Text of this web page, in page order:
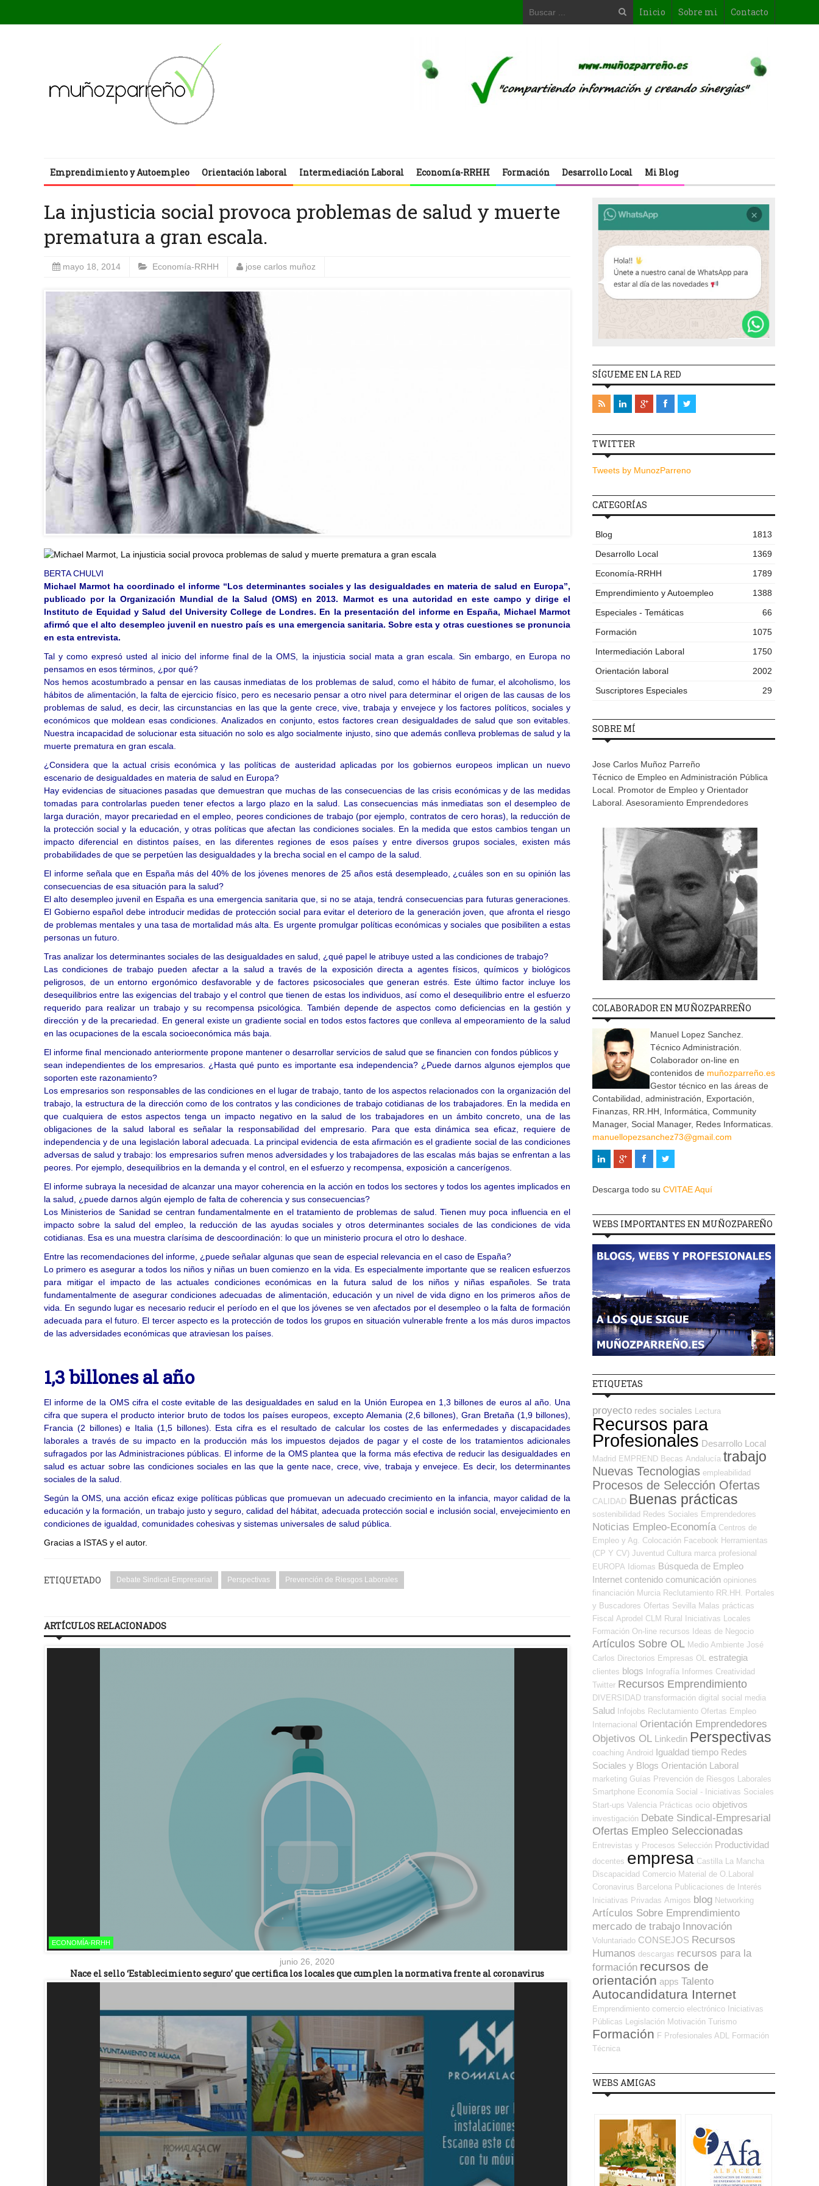
Inicio Sobre mi Contacto
Emprendimiento y Autoempleo Orientación laboral Intermediación Laboral Economía-RRHH Formación Desarrollo Local Mi Blog
La injusticia social provoca problemas de salud y muerte
prematura a gran escala.
mayo 18, 2014 Economía-RRHH jose carlos muñoz
BERTA CHULVI
Michael Marmot ha coordinado el informe “Los determinantes sociales y las desigualdades en materia de salud en Europa”,
publicado por la Organización Mundial de la Salud (OMS) en 2013. Marmot es una autoridad en este campo y dirige el
Instituto de Equidad y Salud del University College de Londres. En la presentación del informe en España, Michael Marmot
afirmó que el alto desempleo juvenil en nuestro país es una emergencia sanitaria. Sobre esta y otras cuestiones se pronuncia
en esta entrevista.
Tal y como expresó usted al inicio del informe final de la OMS, la injusticia social mata a gran escala. Sin embargo, en Europa no
pensamos en esos términos, ¿por qué?
Nos hemos acostumbrado a pensar en las causas inmediatas de los problemas de salud, como el hábito de fumar, el alcoholismo, los
hábitos de alimentación, la falta de ejercicio físico, pero es necesario pensar a otro nivel para determinar el origen de las causas de los
problemas de salud, es decir, las circunstancias en las que la gente crece, vive, trabaja y envejece y los factores políticos, sociales y
económicos que moldean esas condiciones. Analizados en conjunto, estos factores crean desigualdades de salud que son evitables.
Nuestra incapacidad de solucionar esta situación no solo es algo socialmente injusto, sino que además conlleva problemas de salud y la
muerte prematura en gran escala.
¿Considera que la actual crisis económica y las políticas de austeridad aplicadas por los gobiernos europeos implican un nuevo
escenario de desigualdades en materia de salud en Europa?
Hay evidencias de situaciones pasadas que demuestran que muchas de las consecuencias de las crisis económicas y de las medidas
tomadas para controlarlas pueden tener efectos a largo plazo en la salud. Las consecuencias más inmediatas son el desempleo de
larga duración, mayor precariedad en el empleo, peores condiciones de trabajo (por ejemplo, contratos de cero horas), la reducción de
la protección social y la educación, y otras políticas que afectan las condiciones sociales. En la medida que estos cambios tengan un
impacto diferencial en distintos países, en las diferentes regiones de esos países y entre diversos grupos sociales, existen más
probabilidades de que se perpetúen las desigualdades y la brecha social en el campo de la salud.
El informe señala que en España más del 40% de los jóvenes menores de 25 años está desempleado, ¿cuáles son en su opinión las
consecuencias de esa situación para la salud?
El alto desempleo juvenil en España es una emergencia sanitaria que, si no se ataja, tendrá consecuencias para futuras generaciones.
El Gobierno español debe introducir medidas de protección social para evitar el deterioro de la generación joven, que afronta el riesgo
de problemas mentales y una tasa de mortalidad más alta. Es urgente promulgar políticas económicas y sociales que posibiliten a estas
personas un futuro.
Tras analizar los determinantes sociales de las desigualdades en salud, ¿qué papel le atribuye usted a las condiciones de trabajo?
Las condiciones de trabajo pueden afectar a la salud a través de la exposición directa a agentes físicos, químicos y biológicos
peligrosos, de un entorno ergonómico desfavorable y de factores psicosociales que generan estrés. Este último factor incluye los
desequilibrios entre las exigencias del trabajo y el control que tienen de estas los individuos, así como el desequilibrio entre el esfuerzo
requerido para realizar un trabajo y su recompensa psicológica. También depende de aspectos como deficiencias en la gestión y
dirección y de la precariedad. En general existe un gradiente social en todos estos factores que conlleva al empeoramiento de la salud
en las ocupaciones de la escala socioeconómica más baja.
El informe final mencionado anteriormente propone mantener o desarrollar servicios de salud que se financien con fondos públicos y
sean independientes de los empresarios. ¿Hasta qué punto es importante esa independencia? ¿Puede darnos algunos ejemplos que
soporten este razonamiento?
Los empresarios son responsables de las condiciones en el lugar de trabajo, tanto de los aspectos relacionados con la organización del
trabajo, la estructura de la dirección como de los contratos y las condiciones de trabajo cotidianas de los trabajadores. En la medida en
que cualquiera de estos aspectos tenga un impacto negativo en la salud de los trabajadores en un ámbito concreto, una de las
obligaciones de la salud laboral es señalar la responsabilidad del empresario. Para que esta dinámica sea eficaz, requiere de
independencia y de una legislación laboral adecuada. La principal evidencia de esta afirmación es el gradiente social de las condiciones
adversas de salud y trabajo: los empresarios sufren menos adversidades y los trabajadores de las escalas más bajas se enfrentan a las
peores. Por ejemplo, desequilibrios en la demanda y el control, en el esfuerzo y recompensa, exposición a cancerígenos.
El informe subraya la necesidad de alcanzar una mayor coherencia en la acción en todos los sectores y todos los agentes implicados en
la salud, ¿puede darnos algún ejemplo de falta de coherencia y sus consecuencias?
Los Ministerios de Sanidad se centran fundamentalmente en el tratamiento de problemas de salud. Tienen muy poca influencia en el
impacto sobre la salud del empleo, la reducción de las ayudas sociales y otros determinantes sociales de las condiciones de vida
cotidianas. Esa es una muestra clarísima de descoordinación: lo que un ministerio procura el otro lo deshace.
Entre las recomendaciones del informe, ¿puede señalar algunas que sean de especial relevancia en el caso de España?
Lo primero es asegurar a todos los niños y niñas un buen comienzo en la vida. Es especialmente importante que se realicen esfuerzos
para mitigar el impacto de las actuales condiciones económicas en la futura salud de los niños y niñas españoles. Se trata
fundamentalmente de asegurar condiciones adecuadas de alimentación, educación y un nivel de vida digno en los primeros años de
vida. En segundo lugar es necesario reducir el período en el que los jóvenes se ven afectados por el desempleo o la falta de formación
adecuada para el futuro. El tercer aspecto es la protección de todos los grupos en situación vulnerable frente a los más duros impactos
de las adversidades económicas que atraviesan los países.
1,3 billones al año
El informe de la OMS cifra el coste evitable de las desigualdades en salud en la Unión Europea en 1,3 billones de euros al año. Una
cifra que supera el producto interior bruto de todos los países europeos, excepto Alemania (2,6 billones), Gran Bretaña (1,9 billones),
Francia (2 billones) e Italia (1,5 billones). Esta cifra es el resultado de calcular los costes de las enfermedades y discapacidades
laborales a través de su impacto en la producción más los impuestos dejados de pagar y el coste de los tratamientos adicionales
sufragados por las Administraciones públicas. El informe de la OMS plantea que la forma más efectiva de reducir las desigualdades en
salud es actuar sobre las condiciones sociales en las que la gente nace, crece, vive, trabaja y envejece. Es decir, los determinantes
sociales de la salud.
Según la OMS, una acción eficaz exige políticas públicas que promuevan un adecuado crecimiento en la infancia, mayor calidad de la
educación y la formación, un trabajo justo y seguro, calidad del hábitat, adecuada protección social e inclusión social, envejecimiento en
condiciones de igualdad, comunidades cohesivas y sistemas universales de salud pública.
Gracias a ISTAS y el autor.
ETIQUETADO Debate Sindical-Empresarial Perspectivas Prevención de Riesgos Laborales
ARTÍCULOS RELACIONADOS
ECONOMÍA-RRHH
junio 26, 2020
Nace el sello ‘Establecimiento seguro’ que certifica los locales que cumplen la normativa frente al coronavirus
SÍGUEME EN LA RED
TWITTER
Tweets by MunozParreno
CATEGORÍAS
Blog
1813
Desarrollo Local
1369
Economía-RRHH
1789
Emprendimiento y Autoempleo
1388
Especiales - Temáticas
66
Formación
1075
Intermediación Laboral
1750
Orientación laboral
2002
Suscriptores Especiales
29
SOBRE MÍ
Jose Carlos Muñoz Parreño
Técnico de Empleo en Administración Pública
Local. Promotor de Empleo y Orientador
Laboral. Asesoramiento Emprendedores
COLABORADOR EN MUÑOZPARREÑO
Manuel Lopez Sanchez.
Técnico Administración.
Colaborador on-line en
contenidos de muñozparreño.es
Gestor técnico en las áreas de
Contabilidad, administración, Exportación,
Finanzas, RR.HH, Informática, Community
Manager, Social Manager, Redes Informaticas.
manuellopezsanchez73@gmail.com
Descarga todo su CVITAE Aquí
WEBS IMPORTANTES EN MUÑOZPAREÑO
ETIQUETAS
proyecto redes sociales Lectura
Recursos para
Profesionales Desarrollo Local
Madrid EMPREND Becas Andalucía trabajo
Nuevas Tecnologias empleabilidad
Procesos de Selección Ofertas
CALIDAD Buenas prácticas
sostenibilidad Redes Sociales Emprendedores
Noticias Empleo-Economía Centros de
Empleo y Ag. Colocación Facebook Herramientas
(CP Y CV) Juventud Cultura marca profesional
EUROPA
Idiomas Búsqueda de Empleo
Internet contenido comunicación opiniones
financiación Murcia Reclutamiento RR.HH.
Portales
y Buscadores Ofertas Sevilla Malas prácticas
Fiscal Aprodel CLM Rural
Iniciativas Locales
Formación On-line recursos Ideas de Negocio
Artículos Sobre OL Medio Ambiente José
Carlos Directorios Empresas OL estrategia
clientes blogs Infografía Informes Creatividad
Twitter Recursos Emprendimiento
DIVERSIDAD transformación digital social media
Salud Infojobs Reclutamiento Ofertas Empleo
Internacional Orientación Emprendedores
Objetivos OL Linkedin Perspectivas
coaching Android Igualdad tiempo Redes
Sociales y Blogs Orientación Laboral
marketing Guías Prevención de Riesgos Laborales
Smartphone Economía Social - Iniciativas Sociales
Start-ups Valencia Prácticas ocio objetivos
investigación Debate Sindical-Empresarial
Ofertas Empleo Seleccionadas
Entrevistas y Procesos Selección Productividad
docentes empresa Castilla La Mancha
Discapacidad Comercio Material de O.Laboral
Coronavirus Barcelona Publicaciones de Interés
Iniciativas Privadas Amigos blog Networking
Artículos Sobre Emprendimiento
mercado de trabajo Innovación
Voluntariado CONSEJOS Recursos
Humanos descargas recursos para la
formación recursos de
orientación apps Talento
Autocandidatura Internet
Emprendimiento comercio electrónico Iniciativas
Públicas
Legislación Motivación Turismo
Formación F Profesionales ADL
Formación
Técnica
WEBS AMIGAS